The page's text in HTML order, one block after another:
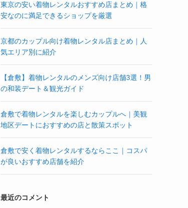
東京の安い着物レンタルおすすめ店まとめ｜格
安なのに満足できるショップを厳選
京都のカップル向け着物レンタル店まとめ｜人
気エリア別に紹介
【倉敷】着物レンタルのメンズ向け店舗3選！男
の和装デート＆観光ガイド
倉敷で着物レンタルを楽しむカップルへ｜美観
地区デートにおすすめの店と散策スポット
倉敷で安く着物レンタルするならここ｜コスパ
が良いおすすめ店舗を紹介
最近のコメント